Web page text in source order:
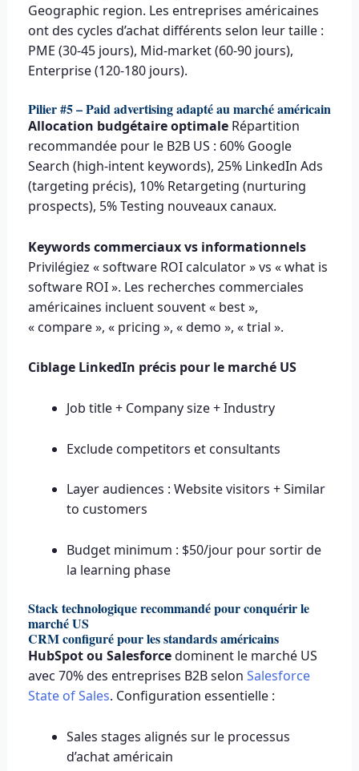
Geographic region. Les entreprises américaines
ont des cycles d’achat différents selon leur taille :
PME (30-45 jours), Mid-market (60-90 jours),
Enterprise (120-180 jours).
Pilier #5 – Paid advertising adapté au marché américain
Allocation budgétaire optimale Répartition
recommandée pour le B2B US : 60% Google
Search (high-intent keywords), 25% LinkedIn Ads
(targeting précis), 10% Retargeting (nurturing
prospects), 5% Testing nouveaux canaux.
Keywords commerciaux vs informationnels
Privilégiez « software ROI calculator » vs « what is
software ROI ». Les recherches commerciales
américaines incluent souvent « best »,
« compare », « pricing », « demo », « trial ».
Ciblage LinkedIn précis pour le marché US
Job title + Company size + Industry
Exclude competitors et consultants
Layer audiences : Website visitors + Similar
to customers
Budget minimum : $50/jour pour sortir de
la learning phase
Stack technologique recommandé pour conquérir le
marché US
CRM configuré pour les standards américains
HubSpot ou Salesforcedominent le marché US
avec 70% des entreprises B2B selon Salesforce
State of Sales. Configuration essentielle :
Sales stages alignés sur le processus
d’achat américain